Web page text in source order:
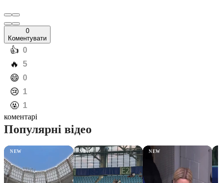
0
Коментувати
️👍 0
️🔥 5
️😄 0
️😢 1
️🤬 1
коментарі